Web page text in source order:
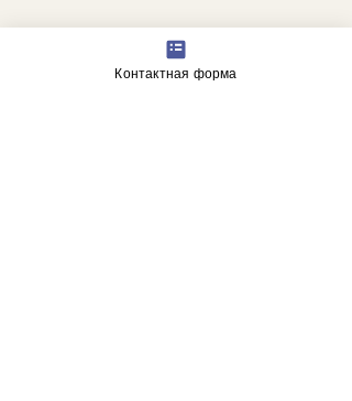
Контактная форма